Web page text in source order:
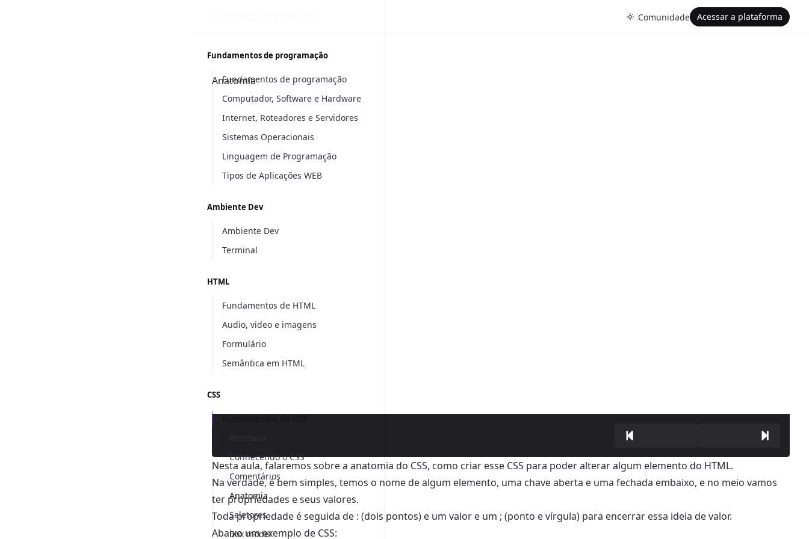
Comunidade Acessar a plataforma
Fundamentos de programação
Fundamentos de programação
Computador, Software e Hardware
Internet, Roteadores e Servidores
Sistemas Operacionais
Linguagem de Programação
Tipos de Aplicações WEB
Ambiente Dev
Ambiente Dev
Terminal
HTML
Fundamentos de HTML
Audio, video e imagens
Formulário
Semântica em HTML
CSS
Conhecendo o CSS
Comentários
Anatomia
Seletores
Box model
Anatomia
Nesta aula, falaremos sobre a anatomia do CSS, como criar esse CSS para poder alterar algum elemento do HTML.
Na verdade, é bem simples, temos o nome de algum elemento, uma chave aberta e uma fechada embaixo, e no meio vamos
ter propriedades e seus valores.
Toda propriedade é seguida de : (dois pontos) e um valor e um ; (ponto e vírgula) para encerrar essa ideia de valor.
Abaixo um exemplo de CSS: